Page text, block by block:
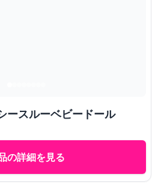
ースルーベビードール
の詳細を見る